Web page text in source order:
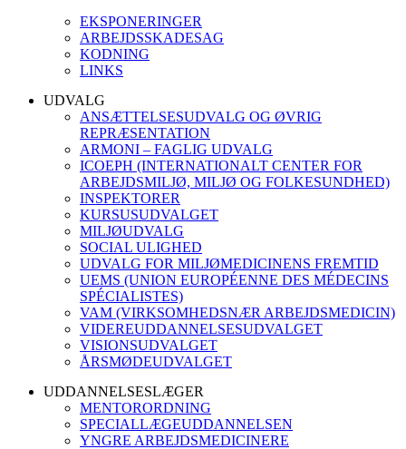
EKSPONERINGER
ARBEJDSSKADESAG
KODNING
LINKS
UDVALG
ANSÆTTELSESUDVALG OG ØVRIG
REPRÆSENTATION
ARMONI – FAGLIG UDVALG
ICOEPH (INTERNATIONALT CENTER FOR
ARBEJDSMILJØ, MILJØ OG FOLKESUNDHED)
INSPEKTORER
KURSUSUDVALGET
MILJØUDVALG
SOCIAL ULIGHED
UDVALG FOR MILJØMEDICINENS FREMTID
UEMS (UNION EUROPÉENNE DES MÉDECINS
SPÉCIALISTES)
VAM (VIRKSOMHEDSNÆR ARBEJDSMEDICIN)
VIDEREUDDANNELSESUDVALGET
VISIONSUDVALGET
ÅRSMØDEUDVALGET
UDDANNELSESLÆGER
MENTORORDNING
SPECIALLÆGEUDDANNELSEN
YNGRE ARBEJDSMEDICINERE